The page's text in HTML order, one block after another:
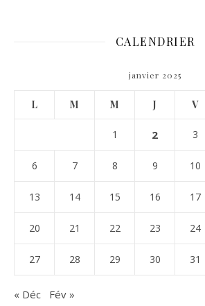
CALENDRIER
janvier 2025
L M M J V
1 2 3
6 7 8 9 10
13 14 15 16 17
20 21 22 23 24
27 28 29 30 31
« Déc Fév »